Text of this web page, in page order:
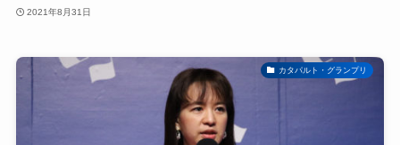
2021年8月31日
カタパルト・グランプリ